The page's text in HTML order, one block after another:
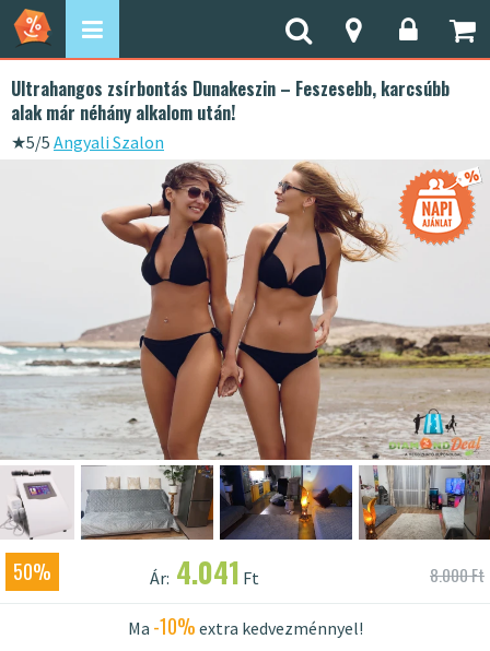
Ultrahangos zsírbontás Dunakeszin – Feszesebb, karcsúbb
alak már néhány alkalom után!
★5/5 Angyali Szalon
50% Ár: 4.041 Ft 8.000 Ft
Ma -10% extra kedvezménnyel!